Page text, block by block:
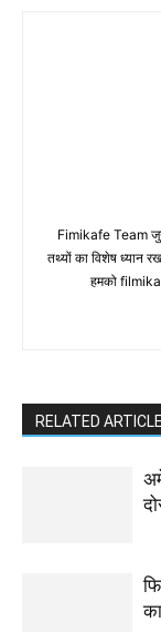
Fimikafe Team
तथ्‍यों का विशेष ध्‍यान
हमको
RELATED